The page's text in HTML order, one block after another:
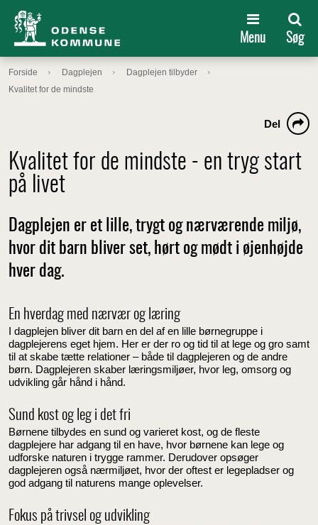
Menu Søg
Forside Dagplejen
Dagplejen tilbyder
Kvalitet for de mindste
Kvalitet for de mindste - en tryg start
på livet
Del
Dagplejen er et lille, trygt og nærværende miljø,
hvor dit barn bliver set, hørt og mødt i øjenhøjde
hver dag.
En hverdag med nærvær og læring
I dagplejen bliver dit barn en del af en lille børnegruppe i
dagplejerens eget hjem. Her er der ro og tid til at lege og gro samt
til at skabe tætte relationer – både til dagplejeren og de andre
børn. Dagplejeren skaber læringsmiljøer, hvor leg, omsorg og
udvikling går hånd i hånd.
Sund kost og leg i det fri
Børnene tilbydes en sund og varieret kost, og de fleste
dagplejere har adgang til en have, hvor børnene kan lege og
udforske naturen i trygge rammer. Derudover opsøger
dagplejeren også nærmiljøet, hvor der oftest er legepladser og
god adgang til naturens mange oplevelser.
Fokus på trivsel og udvikling